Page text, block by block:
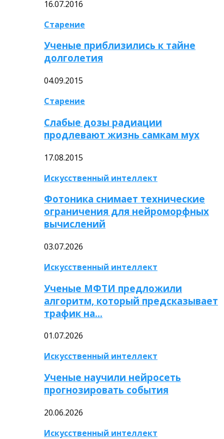
16.07.2016
Старение
Ученые приблизились к тайне
долголетия
04.09.2015
Старение
Слабые дозы радиации
продлевают жизнь самкам мух
17.08.2015
Искусственный интеллект
Фотоника снимает технические
ограничения для нейроморфных
вычислений
03.07.2026
Искусственный интеллект
Ученые МФТИ предложили
алгоритм, который предсказывает
трафик на…
01.07.2026
Искусственный интеллект
Ученые научили нейросеть
прогнозировать события
20.06.2026
Искусственный интеллект